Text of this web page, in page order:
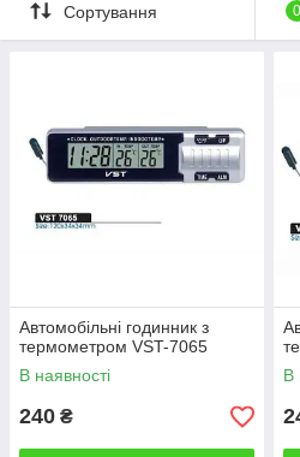
Сортування 0
Автомобільні годинник з
термометром VST-7065
В наявності
240 ₴
В